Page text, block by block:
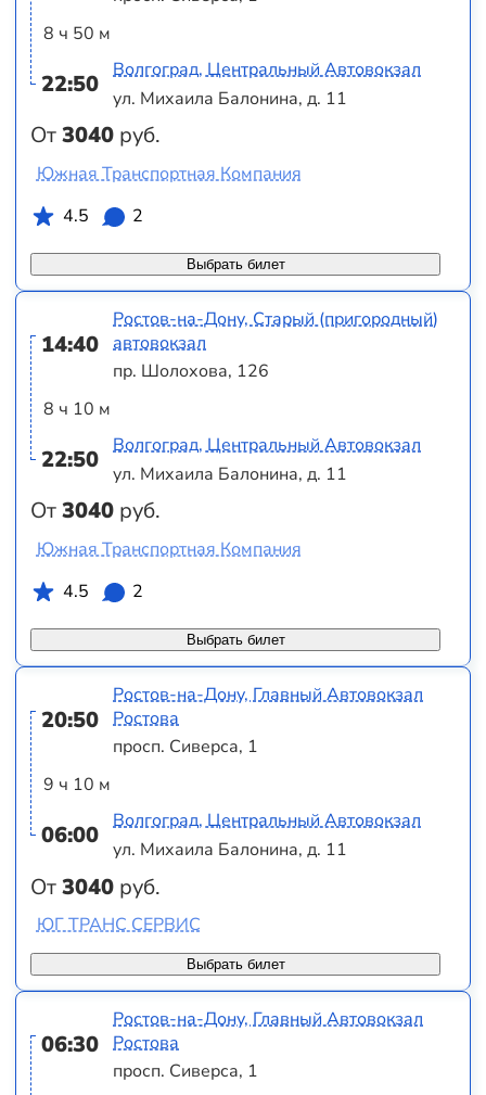
8 ч 50 м
22:50
От3040 руб.
Волгоград, Центральный Автовокзал
ул. Михаила Балонина, д. 11
Выбрать билет
Южная Транспортная Компания
4.5
2
14:40
8 ч 10 м
22:50
От3040 руб.
Ростов-на-Дону, Старый (пригородный)
автовокзал
пр. Шолохова, 126
Волгоград, Центральный Автовокзал
ул. Михаила Балонина, д. 11
Выбрать билет
Южная Транспортная Компания
4.5
2
20:50
9 ч 10 м
06:00
От3040 руб.
Ростов-на-Дону, Главный Автовокзал
Ростова
просп. Сиверса, 1
Волгоград, Центральный Автовокзал
ул. Михаила Балонина, д. 11
Выбрать билет
ЮГ ТРАНС СЕРВИС
06:30
Ростов-на-Дону, Главный Автовокзал
Ростова
просп. Сиверса, 1